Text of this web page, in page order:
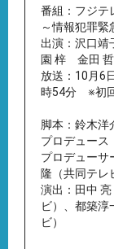
番組：フジテ
～情報犯罪緊
出演：沢口
園 梓 金田
放送：10月6
時54分 ※初
脚本：鈴木洋
プロデュース
プロデューサ
隆（共同テレ
演出：田中
ビ）、都築淳
ビ）